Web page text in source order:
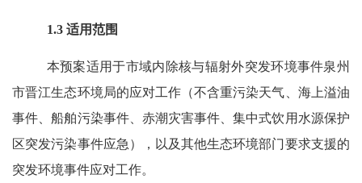
1.3适用范围
本预案适用于市域内除核与辐射外突发环境事件泉州
市晋江生态环境局的应对工作（不含重污染天气、海上溢油
事件、船舶污染事件、赤潮灾害事件、集中式饮用水源保护
区突发污染事件应急），以及其他生态环境部门要求支援的
突发环境事件应对工作。